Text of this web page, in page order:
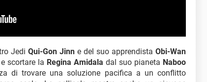
Jedi Qui-Gon Jinn e del suo apprendista Obi-Wan
scortare la Regina Amidala dal suo pianeta Naboo
di trovare una soluzione pacifica a un conflitto